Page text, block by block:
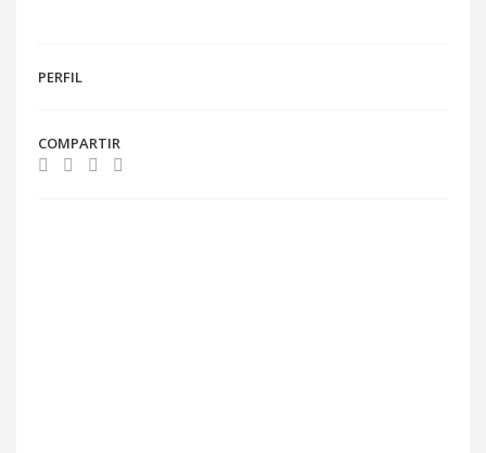
PERFIL
COMPARTIR